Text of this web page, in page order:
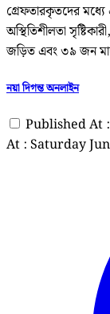
গ্রেফতারকৃতদের
অস্থিতিশীলতা
জড়িত এবং ৩৯ জন
নয়া দিগন্ত অনলাইন
Published At
At : Saturday